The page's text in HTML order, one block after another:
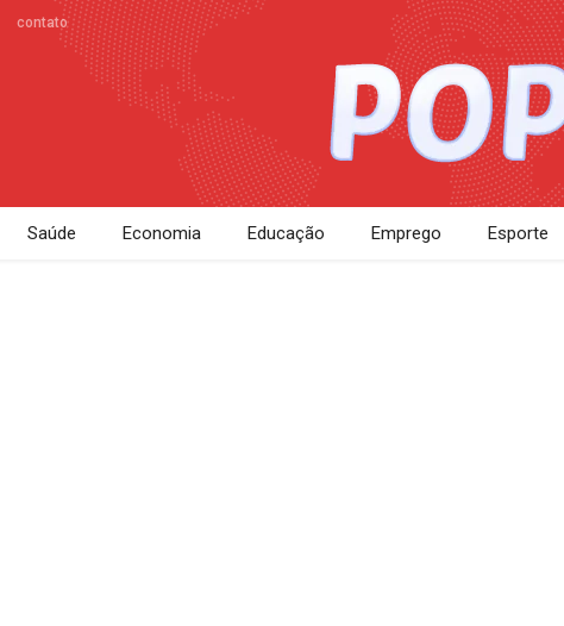
contato
Saúde Economia Educação Emprego Esporte